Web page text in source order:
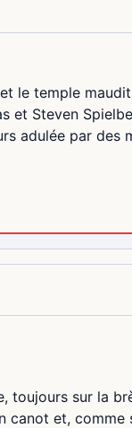
le temple
et Steven
adulée par des
toujours sur la
canot et, comme